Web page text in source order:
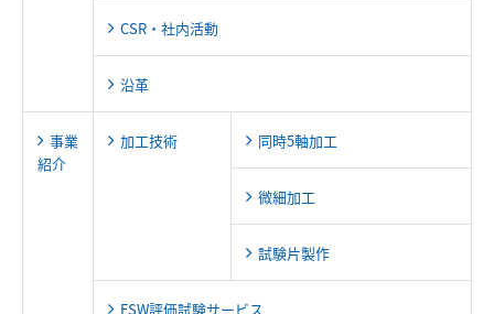
CSR・社内活動
沿革
事業
紹介
加工技術 同時5軸加工
微細加工
試験片製作
FSW評価試験サービス